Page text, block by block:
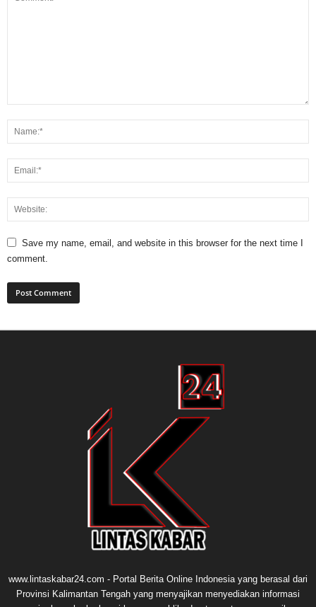
Save my name, email, and website in this browser for the next time I
comment.
www.lintaskabar24.com - Portal Berita Online Indonesia yang berasal dari
Provinsi Kalimantan Tengah yang menyajikan menyediakan informasi